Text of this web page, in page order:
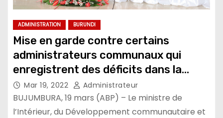
ADMINISTRATION BURUNDI
Mise en garde contre certains
administrateurs communaux qui
enregistrent des déficits dans la
collecte des recettes
Mar 19, 2022 Administrateur
BUJUMBURA, 19 mars (ABP) – Le ministre de
l’Intérieur, du Développement communautaire et